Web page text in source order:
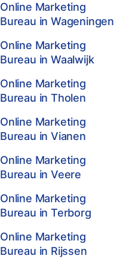
Online Marketing
Bureau in Wageningen
Online Marketing
Bureau in Waalwijk
Online Marketing
Bureau in Tholen
Online Marketing
Bureau in Vianen
Online Marketing
Bureau in Veere
Online Marketing
Bureau in Terborg
Online Marketing
Bureau in Rijssen